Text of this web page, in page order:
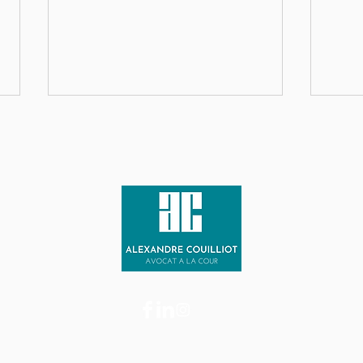
Relaxe obtenue dans un
dossier de dénonciation